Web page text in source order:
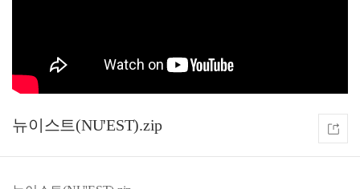
뉴이스트(NU'EST).zip